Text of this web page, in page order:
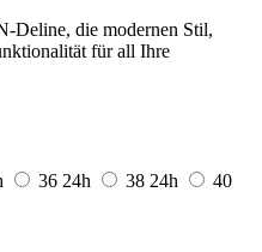
Deline, die modernen Stil,
für all Ihre
36 24h 38 24h
40